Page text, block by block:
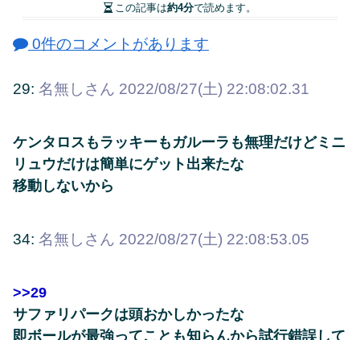
この記事は約4分で読めます。
0件のコメントがあります
29: 名無しさん 2022/08/27(土) 22:08:02.31
ケンタロスもラッキーもガルーラも無理だけどミニ
リュウだけは簡単にゲット出来たな
移動しないから
34: 名無しさん 2022/08/27(土) 22:08:53.05
>>29
サファリパークは頭おかしかったな
即ボールが最強ってことも知らんから試行錯誤して